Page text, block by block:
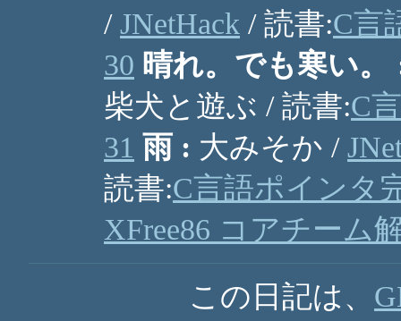
/ JNetHack / 読書:C言
30 晴れ。でも寒い。
柴犬と遊ぶ / 読書:C
31 雨 : 大みそか /
読書:C言語ポインタ
XFree86 コアチーム
この日記は、